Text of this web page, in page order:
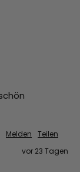
Melden
Teilen
vor 23 Tagen